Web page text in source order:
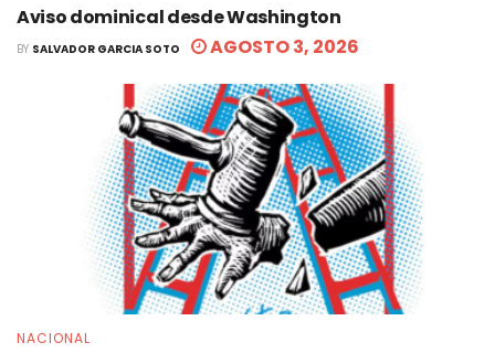
Aviso dominical desde Washington
BY SALVADOR GARCIA SOTO AGOSTO 3, 2026
NACIONAL